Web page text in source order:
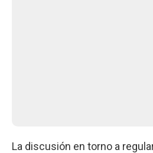
La discusión en torno a